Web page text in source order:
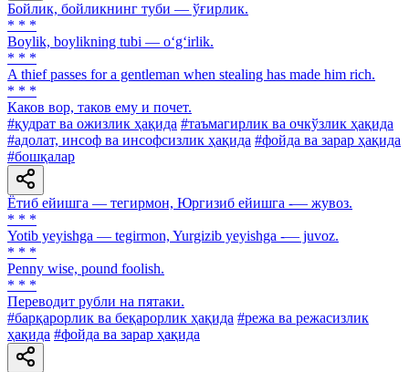
Бойлик, бойликнинг туби — ўғирлик.
* * *
Boylik, boylikning tubi — o‘g‘irlik.
* * *
A thief passes for a gentleman when stealing has made him rich.
* * *
Каков вор, таков ему и почет.
#қудрат ва ожизлик ҳақида #таъмагирлик ва очкўзлик ҳақида
#адолат, инсоф ва инсофсизлик ҳақида #фойда ва зарар ҳақида
#бошқалар
Ётиб ейишга — тегирмон, Юргизиб ейишга -— жувоз.
* * *
Yotib yeyishga — tegirmon, Yurgizib yeyishga -— juvoz.
* * *
Penny wise, pound foolish.
* * *
Переводит рубли на пятаки.
#барқарорлик ва беқарорлик ҳақида #режа ва режасизлик
ҳақида #фойда ва зарар ҳақида